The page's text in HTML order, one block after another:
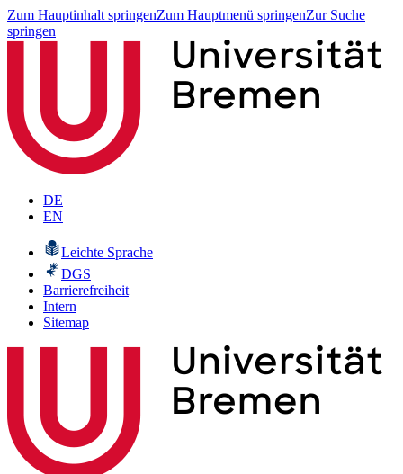
Zum Hauptinhalt springenZum Hauptmenü springenZur Suche
springen
DE
EN
Leichte Sprache
DGS
Barrierefreiheit
Intern
Sitemap